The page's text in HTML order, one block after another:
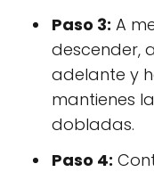
Paso 3: A
descender,
adelante y
mantienes
dobladas.
Paso 4: